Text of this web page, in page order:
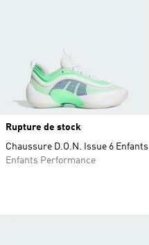
Rupture de stock
Chaussure D.O.N. Issue 6 Enfants
Enfants Performance